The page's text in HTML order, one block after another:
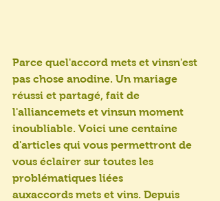
Parce quel'accord mets et vinsn'est
pas chose anodine. Un mariage
réussi et partagé, fait de
l'alliancemets et vinsun moment
inoubliable. Voici une centaine
d'articles qui vous permettront de
vous éclairer sur toutes les
problématiques liées
auxaccords mets et vins. Depuis